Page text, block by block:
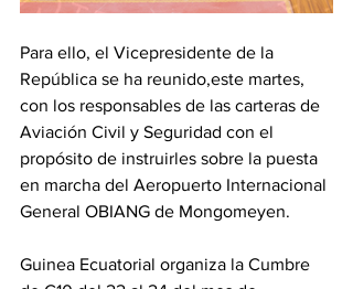
Para ello, el Vicepresidente de la
República se ha reunido,este martes,
con los responsables de las carteras de
Aviación Civil y Seguridad con el
propósito de instruirles sobre la puesta
en marcha del Aeropuerto Internacional
General OBIANG de Mongomeyen.
Guinea Ecuatorial organiza la Cumbre